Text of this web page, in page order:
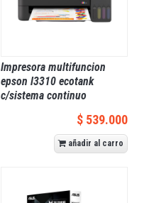
Impresora multifuncion
epson l3310 ecotank
c/sistema continuo
$ 539.000
añadir al carro